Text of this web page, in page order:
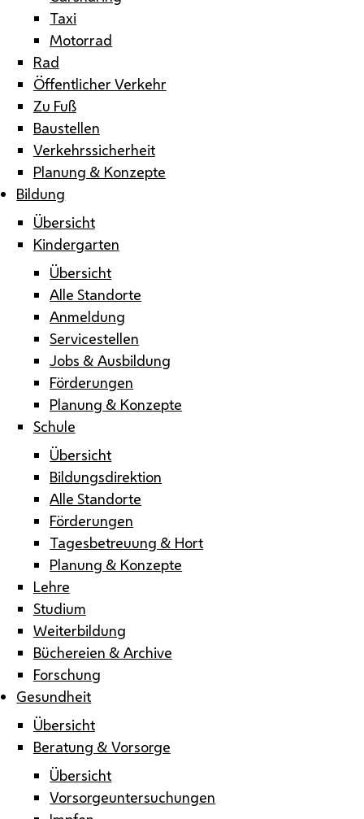
Taxi
Motorrad
Rad
Öffentlicher Verkehr
Zu Fuß
Baustellen
Verkehrssicherheit
Planung & Konzepte
Bildung
Übersicht
Kindergarten
Übersicht
Alle Standorte
Anmeldung
Servicestellen
Jobs & Ausbildung
Förderungen
Planung & Konzepte
Schule
Übersicht
Bildungsdirektion
Alle Standorte
Förderungen
Tagesbetreuung & Hort
Planung & Konzepte
Lehre
Studium
Weiterbildung
Büchereien & Archive
Forschung
Gesundheit
Übersicht
Beratung & Vorsorge
Übersicht
Vorsorgeuntersuchungen